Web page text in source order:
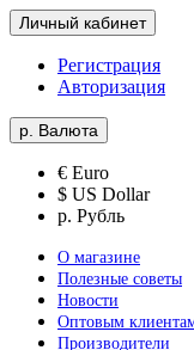
Личный кабинет
Регистрация
Авторизация
р. Валюта
€ Euro
$ US Dollar
р. Рубль
О магазине
Полезные советы
Новости
Оптовым
Производители